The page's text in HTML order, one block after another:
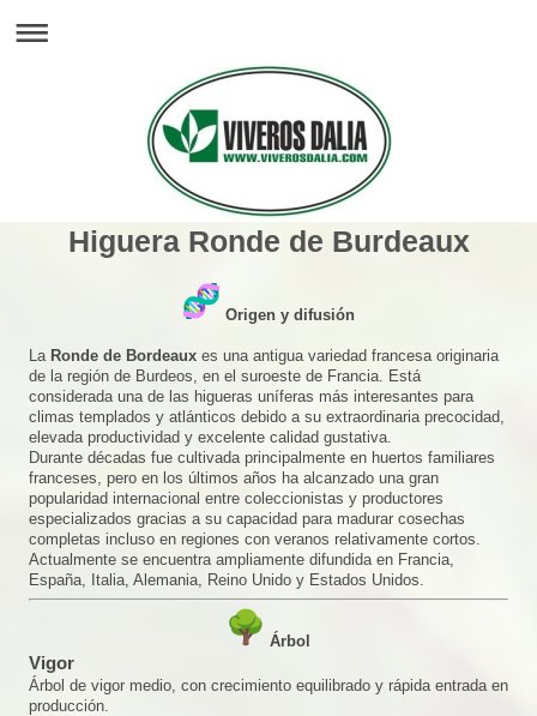
Higuera Ronde de Burdeaux
Origen y difusión
La Ronde de Bordeaux es una antigua variedad francesa originaria
de la región de Burdeos, en el suroeste de Francia. Está
considerada una de las higueras uníferas más interesantes para
climas templados y atlánticos debido a su extraordinaria precocidad,
elevada productividad y excelente calidad gustativa.
Durante décadas fue cultivada principalmente en huertos familiares
franceses, pero en los últimos años ha alcanzado una gran
popularidad internacional entre coleccionistas y productores
especializados gracias a su capacidad para madurar cosechas
completas incluso en regiones con veranos relativamente cortos.
Actualmente se encuentra ampliamente difundida en Francia,
España, Italia, Alemania, Reino Unido y Estados Unidos.
Árbol
Vigor
Árbol de vigor medio, con crecimiento equilibrado y rápida entrada en
producción.